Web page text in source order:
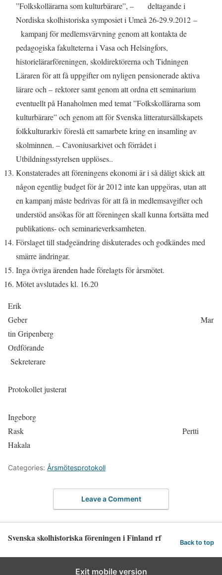
”Folkskollärarna som kulturbärare”, –
deltagande i
Nordiska skolhistoriska symposiet i Umeå 26-29.9.2012 –
kampanj för medlemsvärvning genom att kontakta de
pedagogiska fakulteterna i Vasa och Helsingfors,
historielärarföreningen, skoldirektörerna och Tidningen
Läraren för att få uppgifter om nyligen pensionerade aktiva
lärare och – rektorer samt genom att ordna ett seminarium
eventuellt på Hanaholmen med temat ”Folkskollärarna som
kulturbärare” och genom att för Svenska litteratursällskapets
folkkulturarkiv föreslå ett samarbete kring en insamling av
skolminnen. – Cavoniusarkivet och förrådet i
Utbildningsstyrelsen upplöses..
Konstaterades att föreningens ekonomi är i så dåligt skick att
någon egentlig budget för år 2012 inte kan uppgöras, utan att
en kampanj måste bedrivas för att få in medlemsavgifter och
understöd ansökas för att föreningen skall kunna fortsätta med
publikations- och seminarieverksamheten.
Förslaget till stadgeändring diskuterades och godkändes med
smärre ändringar.
Inga övriga ärenden hade förelagts för årsmötet.
Mötet avslutades kl. 16.20
Erik
Geber Mar
tin Gripenberg
Ordförande
Sekreterare
Protokollet justerat
Ingeborg
Rask Pertti
Hakala
Categories: Årsmötesprotokoll
Leave a Comment
Svenska skolhistoriska föreningen i Finland rf Back to top
Exit mobile version